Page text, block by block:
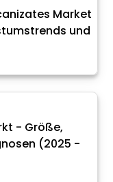
Market
und
- Größe,
(2025 -